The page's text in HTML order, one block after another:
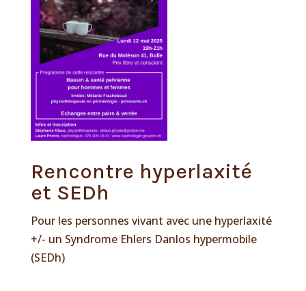
Rencontre hyperlaxité
et SEDh
Pour les personnes vivant avec une hyperlaxité
+/- un Syndrome Ehlers Danlos hypermobile
(SEDh)